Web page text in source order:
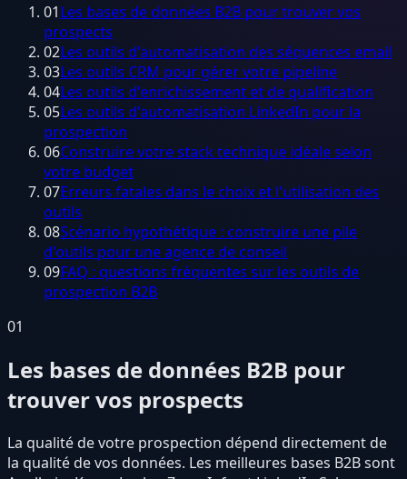
01Les bases de données B2B pour trouver vos
prospects
02Les outils d'automatisation des séquences email
03Les outils CRM pour gérer votre pipeline
04Les outils d'enrichissement et de qualification
05Les outils d'automatisation LinkedIn pour la
prospection
06Construire votre stack technique idéale selon
votre budget
07Erreurs fatales dans le choix et l'utilisation des
outils
08Scénario hypothétique : construire une pile
d'outils pour une agence de conseil
09FAQ : questions fréquentes sur les outils de
prospection B2B
01
Les bases de données B2B pour
trouver vos prospects
La qualité de votre prospection dépend directement de
la qualité de vos données. Les meilleures bases B2B sont